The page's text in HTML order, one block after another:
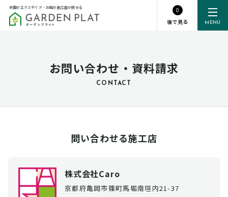
MENU
全国のエクステリア・お庭の施工店が探せる
0
後で見る
お問い合わせ・資料請求
CONTACT
問い合わせる施工店
株式会社Caro
京都府亀岡市篠町馬堀南垣内21-37